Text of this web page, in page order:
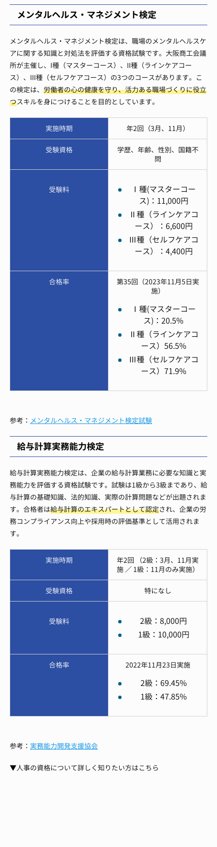
メンタルヘルス・マネジメント検定
メンタルヘルス・マネジメント検定は、職場のメンタルヘルスケ
アに関する知識と対処法を評価する資格試験です。大阪商工会議
所が主催し、I種（マスターコース）、II種（ラインケアコー
ス）、III種（セルフケアコース）の3つのコースがあります。こ
の検定は、 労働者の心の健康を守り、活力ある職場づくりに役立
つスキルを身につけることを目的としています。
実施時期 年2回（3月、11月）
受験資格
学歴、年齢、性別、国籍不
問
受験料
Ⅰ種(マスターコー
ス)：11,000円
Ⅱ種（ラインケアコ
ース）：6,600円
Ⅲ種（セルフケアコ
ース）：4,400円
合格率
第35回（2023年11月5日実
施）
Ⅰ種(マスターコー
ス)：20.5%
Ⅱ種（ラインケアコ
ース）56.5%
Ⅲ種（セルフケアコ
ース）71.9%
参考： メンタルヘルス・マネジメント検定試験
給与計算実務能力検定
給与計算実務能力検定は、企業の給与計算業務に必要な知識と実
務能力を評価する資格試験です。試験は1級から3級まであり、給
与計算の基礎知識、法的知識、実際の計算問題などが出題されま
す。合格者は給与計算のエキスパートとして認定され、企業の労
務コンプライアンス向上や採用時の評価基準として活用されま
す。
実施時期
年2回 （2級：3月、11月実
施 ／ 1級：11月のみ実施）
受験資格 特になし
受験料
2級：8,000円
1級：10,000円
合格率 2022年11月23日実施
2級：69.45%
1級：47.85%
参考： 実務能力開発支援協会
▼人事の資格について詳しく知りたい方はこちら